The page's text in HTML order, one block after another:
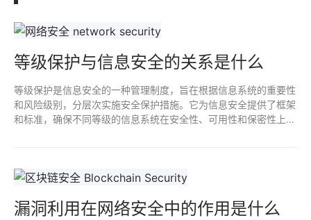
等级保护与信息安全的关系是什么
等级保护是信息安全的一种管理制度，旨在根据信息系统的重要性
和风险级别，分层次实施安全保护措施。它为信息安全提供了框架
和标准，确保不同等级的信息系统在安全性、可用性和保密性上得
漏洞利用在网络安全中的作用是什么